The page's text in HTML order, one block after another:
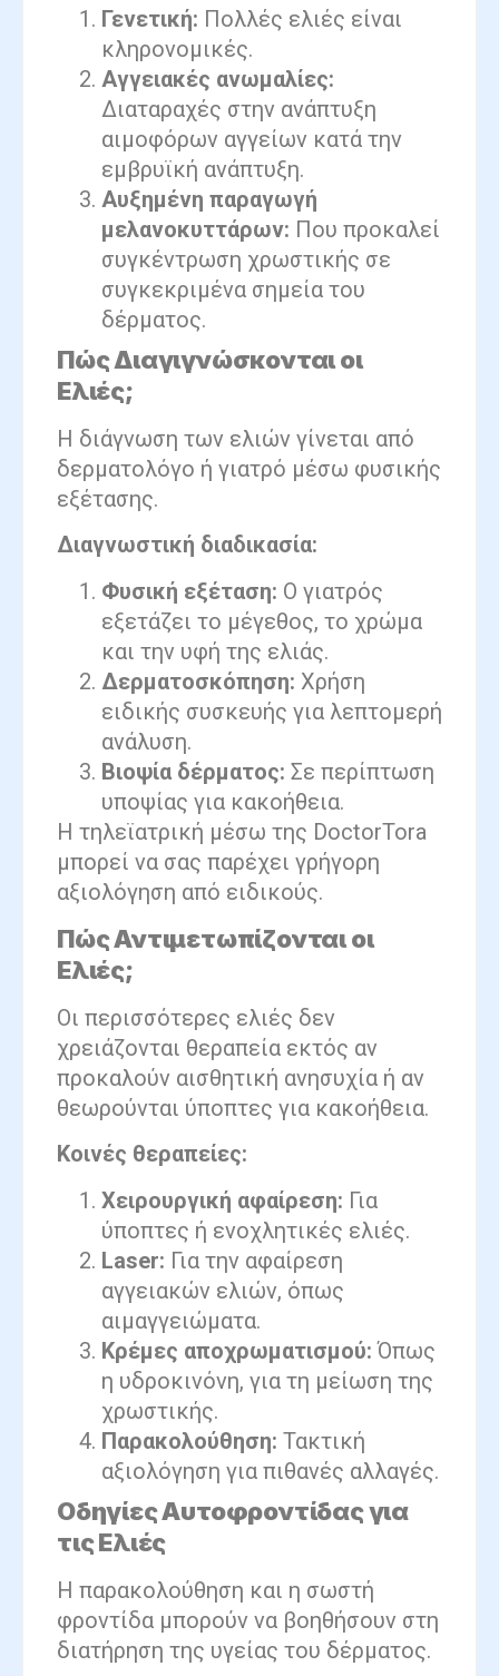
Γενετική: Πολλές ελιές είναι
κληρονομικές.
Αγγειακές ανωμαλίες:
Διαταραχές στην ανάπτυξη
αιμοφόρων αγγείων κατά την
εμβρυϊκή ανάπτυξη.
Αυξημένη παραγωγή
μελανοκυττάρων: Που προκαλεί
συγκέντρωση χρωστικής σε
συγκεκριμένα σημεία του
δέρματος.
Πώς Διαγιγνώσκονται οι
Ελιές;
Η διάγνωση των ελιών γίνεται από
δερματολόγο ή γιατρό μέσω φυσικής
εξέτασης.
Διαγνωστική διαδικασία:
Φυσική εξέταση: Ο γιατρός
εξετάζει το μέγεθος, το χρώμα
και την υφή της ελιάς.
Δερματοσκόπηση: Χρήση
ειδικής συσκευής για λεπτομερή
ανάλυση.
Βιοψία δέρματος: Σε περίπτωση
υποψίας για κακοήθεια.
Η τηλεϊατρική μέσω της DoctorTora
μπορεί να σας παρέχει γρήγορη
αξιολόγηση από ειδικούς.
Πώς Αντιμετωπίζονται οι
Ελιές;
Οι περισσότερες ελιές δεν
χρειάζονται θεραπεία εκτός αν
προκαλούν αισθητική ανησυχία ή αν
θεωρούνται ύποπτες για κακοήθεια.
Κοινές θεραπείες:
Χειρουργική αφαίρεση: Για
ύποπτες ή ενοχλητικές ελιές.
Laser: Για την αφαίρεση
αγγειακών ελιών, όπως
αιμαγγειώματα.
Κρέμες αποχρωματισμού: Όπως
η υδροκινόνη, για τη μείωση της
χρωστικής.
Παρακολούθηση: Τακτική
αξιολόγηση για πιθανές αλλαγές.
Οδηγίες Αυτοφροντίδας για
τις Ελιές
Η παρακολούθηση και η σωστή
φροντίδα μπορούν να βοηθήσουν στη
διατήρηση της υγείας του δέρματος.